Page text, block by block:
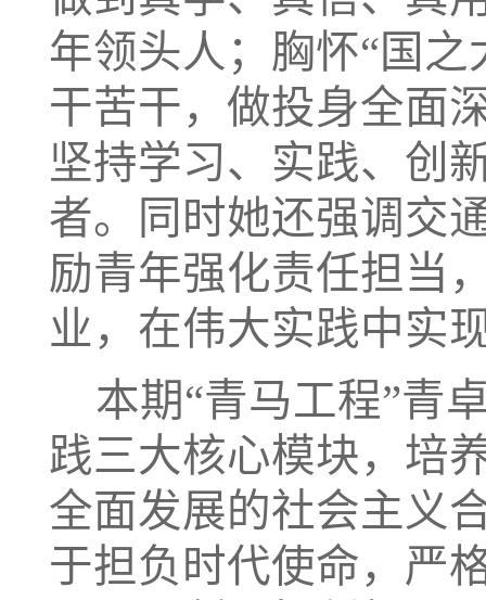
年领头人 ； 胸怀“国
干苦干，做投身全面
坚持学习、实践、创
者。
同时她还强调交
励青年强化责任担当
业，在伟大实践中实
本期“青马工程”青
践三大核心模块，培
全面发展的社会主义
于担负时代使命，严